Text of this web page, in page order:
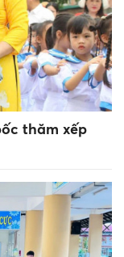
thăm xếp